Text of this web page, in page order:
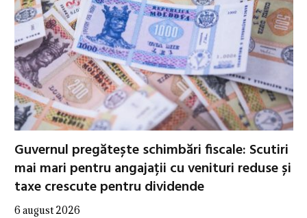
Guvernul pregătește schimbări fiscale: Scutiri
mai mari pentru angajații cu venituri reduse și
taxe crescute pentru dividende
6 august 2026